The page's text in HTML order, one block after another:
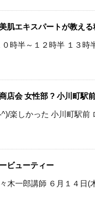
肌エキスパートが教える
時半～１２時半 １３時
店会 女性部 ? 小川町駅
楽しかった 小川町駅前
ビューティー
木一郎講師 ６月１４日(